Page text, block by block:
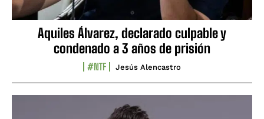
Aquiles Álvarez, declarado culpable y
condenado a 3 años de prisión
#NTF Jesús Alencastro